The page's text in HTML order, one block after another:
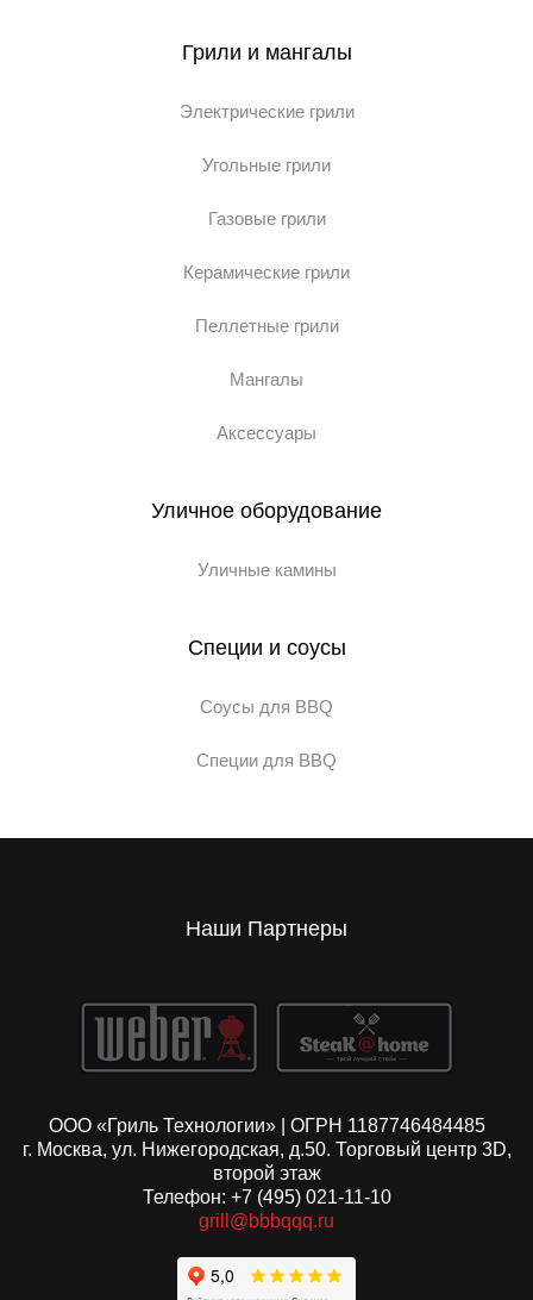
Грили и мангалы
Электрические грили
Угольные грили
Газовые грили
Керамические грили
Пеллетные грили
Мангалы
Аксессуары
Уличное оборудование
Уличные камины
Специи и соусы
Соусы для BBQ
Специи для BBQ
Наши Партнеры
ООО «Гриль Технологии» | ОГРН 1187746484485
г. Москва, ул. Нижегородская, д.50. Торговый центр 3D,
второй этаж
Телефон: +7 (495) 021-11-10
grill@bbbqqq.ru